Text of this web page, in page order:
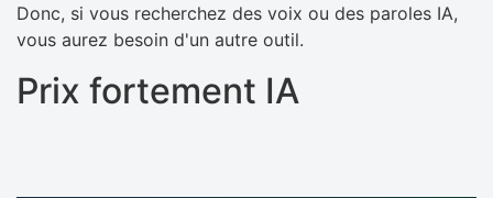
Donc, si vous recherchez des voix ou des paroles IA,
vous aurez besoin d'un autre outil.
Prix ​​​​fortement IA